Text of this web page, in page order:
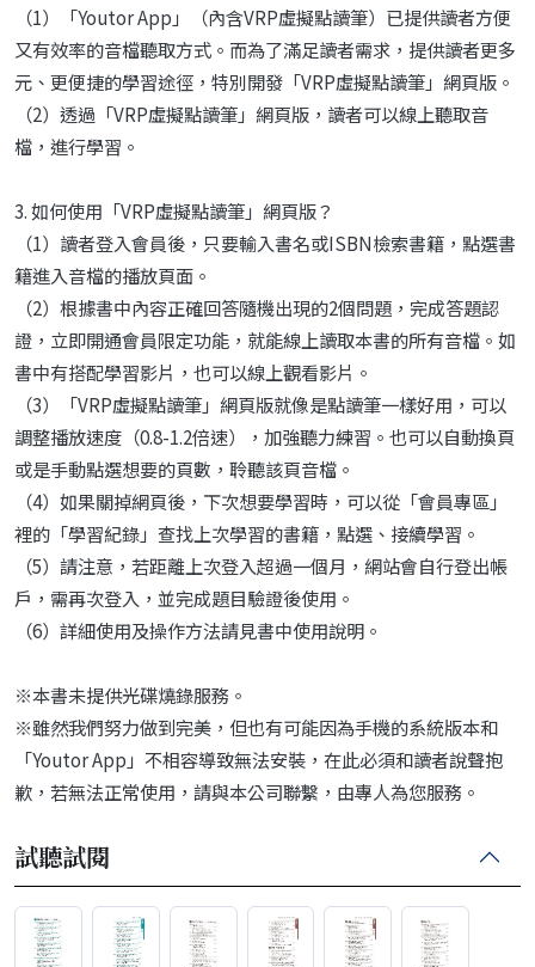
（1）「Youtor App」（內含VRP虛擬點讀筆）已提供讀者方便
又有效率的音檔聽取方式。而為了滿足讀者需求，提供讀者更多
元、更便捷的學習途徑，特別開發「VRP虛擬點讀筆」網頁版。
（2）透過「VRP虛擬點讀筆」網頁版，讀者可以線上聽取音
檔，進行學習。
3. 如何使用「VRP虛擬點讀筆」網頁版？
（1）讀者登入會員後，只要輸入書名或ISBN檢索書籍，點選書
籍進入音檔的播放頁面。
（2）根據書中內容正確回答隨機出現的2個問題，完成答題認
證，立即開通會員限定功能，就能線上讀取本書的所有音檔。如
書中有搭配學習影片，也可以線上觀看影片。
（3）「VRP虛擬點讀筆」網頁版就像是點讀筆一樣好用，可以
調整播放速度（0.8-1.2倍速），加強聽力練習。也可以自動換頁
或是手動點選想要的頁數，聆聽該頁音檔。
（4）如果關掉網頁後，下次想要學習時，可以從「會員專區」
裡的「學習紀錄」查找上次學習的書籍，點選、接續學習。
（5）請注意，若距離上次登入超過一個月，網站會自行登出帳
戶，需再次登入，並完成題目驗證後使用。
（6）詳細使用及操作方法請見書中使用說明。
※本書未提供光碟燒錄服務。
※雖然我們努力做到完美，但也有可能因為手機的系統版本和
「Youtor App」不相容導致無法安裝，在此必須和讀者說聲抱
歉，若無法正常使用，請與本公司聯繫，由專人為您服務。
試聽試閱